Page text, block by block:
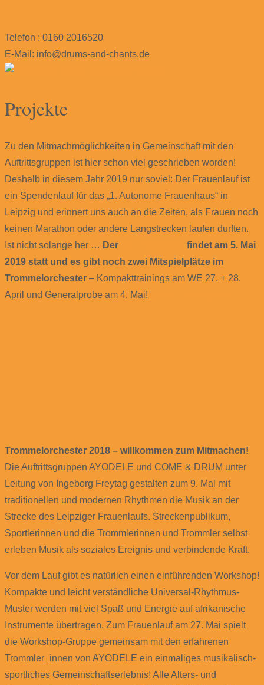
Telefon : 0160 2016520
E-Mail: info@drums-and-chants.de
Projekte
Zu den Mitmachmöglichkeiten in Gemeinschaft mit den
Auftrittsgruppen ist hier schon viel geschrieben worden!
Deshalb in diesem Jahr 2019 nur soviel: Der Frauenlauf ist
ein Spendenlauf für das „1. Autonome Frauenhaus“ in
Leipzig und erinnert uns auch an die Zeiten, als Frauen noch
keinen Marathon oder andere Langstrecken laufen durften.
Ist nicht solange her … Der
findet am 5. Mai
2019 statt und es gibt noch zwei Mitspielplätze im
Trommelorchester – Kompakttrainings am WE 27. + 28.
April und Generalprobe am 4. Mai!
Trommelorchester 2018 – willkommen zum Mitmachen!
Die Auftrittsgruppen AYODELE und COME & DRUM unter
Leitung von Ingeborg Freytag gestalten zum 9. Mal mit
traditionellen und modernen Rhythmen die Musik an der
Strecke des Leipziger Frauenlaufs. Streckenpublikum,
Sportlerinnen und die Trommlerinnen und Trommler selbst
erleben Musik als soziales Ereignis und verbindende Kraft.
Vor dem Lauf gibt es natürlich einen einführenden Workshop!
Kompakte und leicht verständliche Universal-Rhythmus-
Muster werden mit viel Spaß und Energie auf afrikanische
Instrumente übertragen. Zum Frauenlauf am 27. Mai spielt
die Workshop-Gruppe gemeinsam mit den erfahrenen
Trommler_innen von AYODELE ein einmaliges musikalisch-
sportliches Gemeinschaftserlebnis! Alle Alters- und